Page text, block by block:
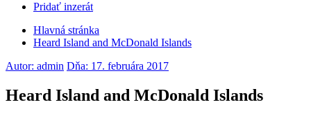
Pridať inzerát
Hlavná stránka
Heard Island and McDonald Islands
Autor: admin Dňa: 17. februára 2017
Heard Island and McDonald Islands